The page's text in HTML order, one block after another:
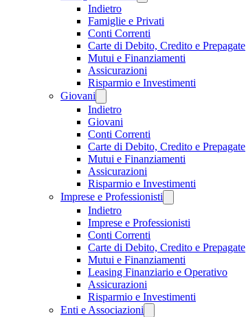
Indietro
Famiglie e Privati
Conti Correnti
Carte di Debito, Credito e Prepagate
Mutui e Finanziamenti
Assicurazioni
Risparmio e Investimenti
Giovani
Indietro
Giovani
Conti Correnti
Carte di Debito, Credito e Prepagate
Mutui e Finanziamenti
Assicurazioni
Risparmio e Investimenti
Imprese e Professionisti
Indietro
Imprese e Professionisti
Conti Correnti
Carte di Debito, Credito e Prepagate
Mutui e Finanziamenti
Leasing Finanziario e Operativo
Assicurazioni
Risparmio e Investimenti
Enti e Associazioni